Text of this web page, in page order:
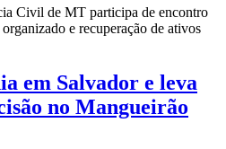
Civil de MT participa de encontro
e recuperação de ativos
em Salvador e leva
no Mangueirão